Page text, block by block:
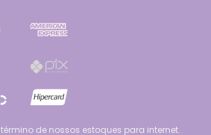
de nossos estoques para internet.